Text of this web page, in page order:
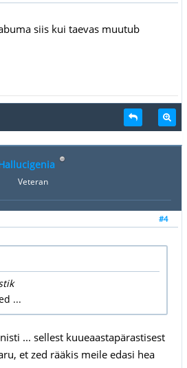
siis kui taevas muutub
Veteran
#4
...
... sellest kuueaastapärastisest
et zed rääkis meile edasi hea